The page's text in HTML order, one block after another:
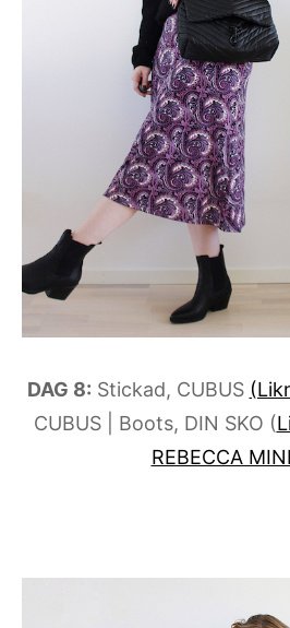
DAG 8: Stickad, CUBUS
CUBUS | Boots, DIN SKO (
REBECCA